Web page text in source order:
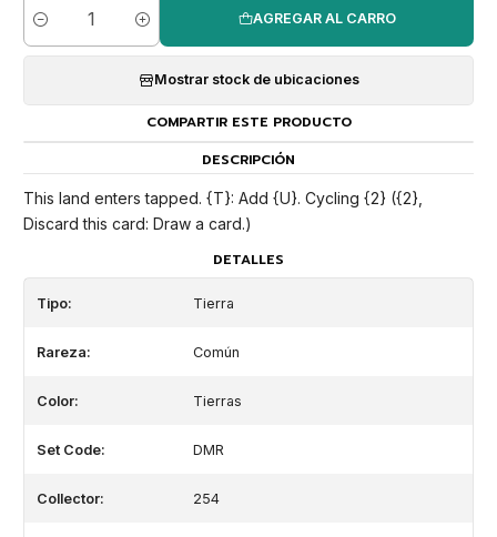
Cantidad
AGREGAR AL CARRO
Mostrar stock de ubicaciones
COMPARTIR ESTE PRODUCTO
DESCRIPCIÓN
This land enters tapped. {T}: Add {U}. Cycling {2} ({2},
Discard this card: Draw a card.)
DETALLES
Tipo: Tierra
Rareza: Común
Color: Tierras
Set Code: DMR
Collector: 254